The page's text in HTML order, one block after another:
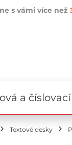
s vámi více než
a
Textové desky